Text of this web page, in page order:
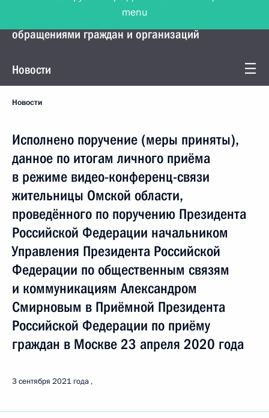
Управление Президента по работе с
обращениями граждан и организаций
Новости
Новости
Исполнено поручение (меры приняты),
данное по итогам личного приёма
в режиме видео-конференц-связи
жительницы Омской области,
проведённого по поручению Президента
Российской Федерации начальником
Управления Президента Российской
Федерации по общественным связям
и коммуникациям Александром
Смирновым в Приёмной Президента
Российской Федерации по приёму
граждан в Москве 23 апреля 2020 года
3 сентября 2021 года
menu